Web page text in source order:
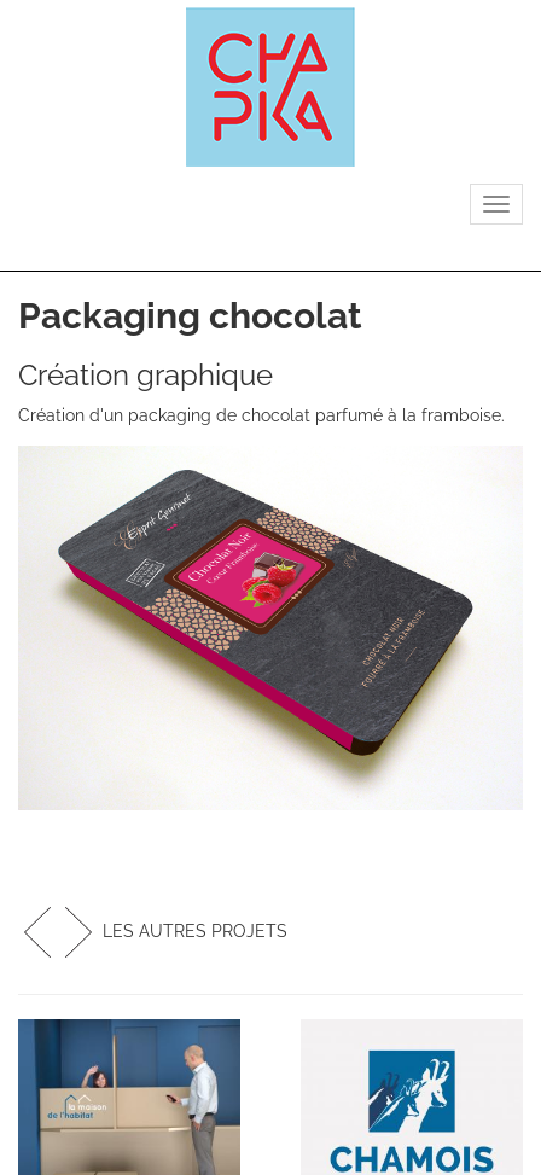
Packaging chocolat
Sous-
titre
Création graphique
Création d'un packaging de chocolat parfumé à la framboise.
Images
LES AUTRES PROJETS